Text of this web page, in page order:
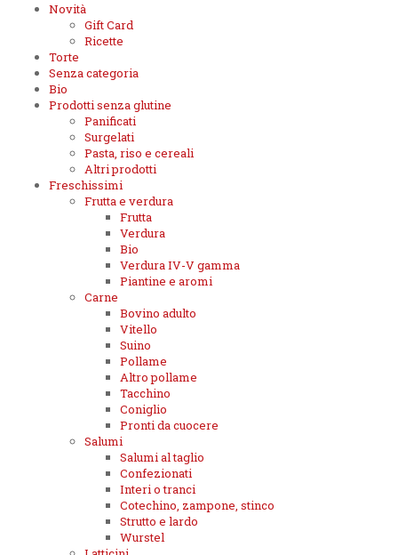
Novità
Gift Card
Ricette
Torte
Senza categoria
Bio
Prodotti senza glutine
Panificati
Surgelati
Pasta, riso e cereali
Altri prodotti
Freschissimi
Frutta e verdura
Frutta
Verdura
Bio
Verdura IV-V gamma
Piantine e aromi
Carne
Bovino adulto
Vitello
Suino
Pollame
Altro pollame
Tacchino
Coniglio
Pronti da cuocere
Salumi
Salumi al taglio
Confezionati
Interi o tranci
Cotechino, zampone, stinco
Strutto e lardo
Wurstel